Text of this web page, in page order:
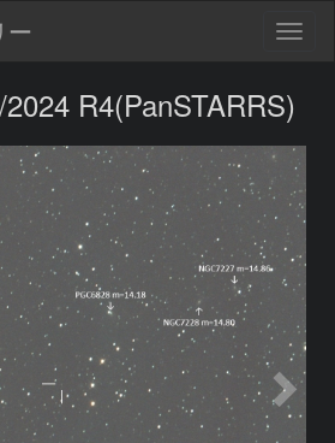
ー
R4(PanSTARRS)